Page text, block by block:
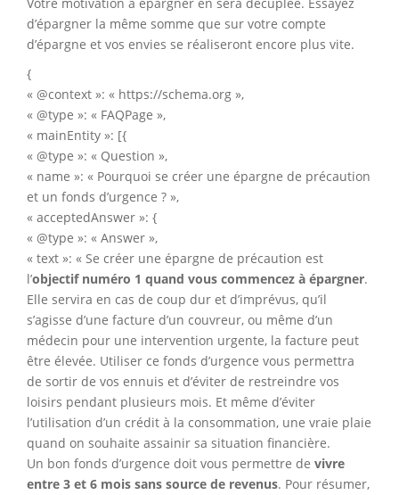
d’épargner la même somme que sur votre compte
d’épargne et vos envies se réaliseront encore plus vite.
{
« @context »: « https://schema.org »,
« @type »: « FAQPage »,
« mainEntity »: [{
« @type »: « Question »,
« name »: « Pourquoi se créer une épargne de précaution
et un fonds d’urgence ? »,
« acceptedAnswer »: {
« @type »: « Answer »,
« text »: « Se créer une épargne de précaution est
l’objectif numéro 1 quand vous commencez à épargner.
Elle servira en cas de coup dur et d’imprévus, qu’il
s’agisse d’une facture d’un couvreur, ou même d’un
médecin pour une intervention urgente, la facture peut
être élevée. Utiliser ce fonds d’urgence vous permettra
de sortir de vos ennuis et d’éviter de restreindre vos
loisirs pendant plusieurs mois. Et même d’éviter
l’utilisation d’un crédit à la consommation, une vraie plaie
quand on souhaite assainir sa situation financière.
Un bon fonds d’urgence doit vous permettre de vivre
entre 3 et 6 mois sans source de revenus. Pour résumer,